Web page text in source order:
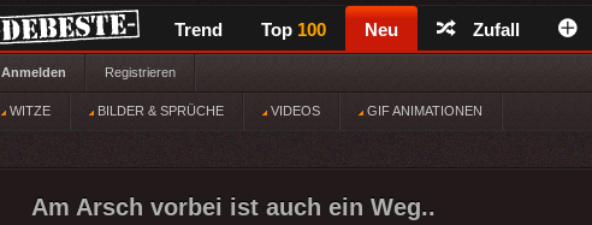
Trend Top 100 Neu Zufall
Anmelden Registrieren
WITZE BILDER & SPRÜCHE VIDEOS GIF ANIMATIONEN
Am Arsch vorbei ist auch ein Weg..